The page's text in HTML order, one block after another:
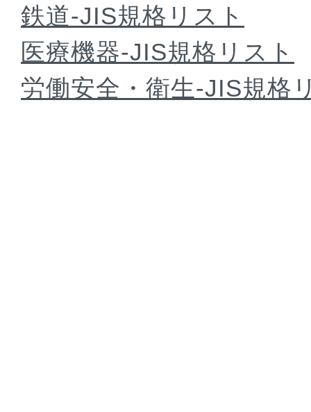
鉄道-JIS規格リスト
医療機器-JIS規格リスト
労働安全・衛生-JIS規格